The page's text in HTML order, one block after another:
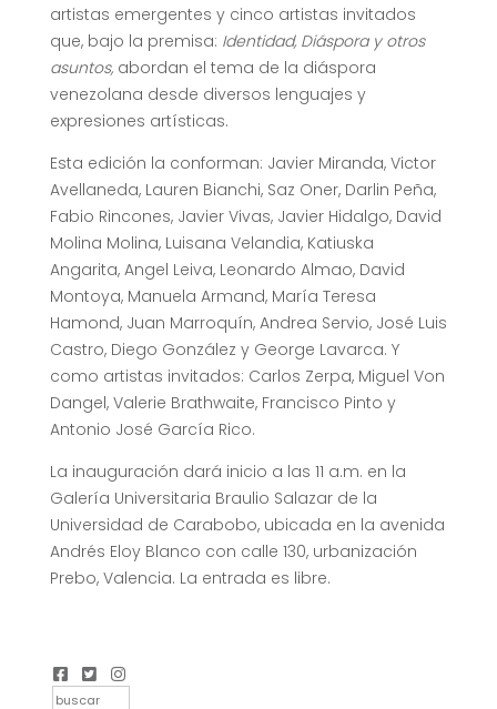
artistas emergentes y cinco artistas invitados
que, bajo la premisa: Identidad, Diáspora y otros
asuntos,abordan el tema de la diáspora
venezolana desde diversos lenguajes y
expresiones artísticas.
Esta edición la conforman: Javier Miranda, Victor
Avellaneda, Lauren Bianchi, Saz Oner, Darlin Peña,
Fabio Rincones, Javier Vivas, Javier Hidalgo, David
Molina Molina, Luisana Velandia, Katiuska
Angarita, Angel Leiva, Leonardo Almao, David
Montoya, Manuela Armand, María Teresa
Hamond, Juan Marroquín, Andrea Servio, José Luis
Castro, Diego González y George Lavarca. Y
como artistas invitados: Carlos Zerpa, Miguel Von
Dangel, Valerie Brathwaite, Francisco Pinto y
Antonio José García Rico.
La inauguración dará inicio a las 11 a.m. en la
Galería Universitaria Braulio Salazar de la
Universidad de Carabobo, ubicada en la avenida
Andrés Eloy Blanco con calle 130, urbanización
Prebo, Valencia. La entrada es libre.